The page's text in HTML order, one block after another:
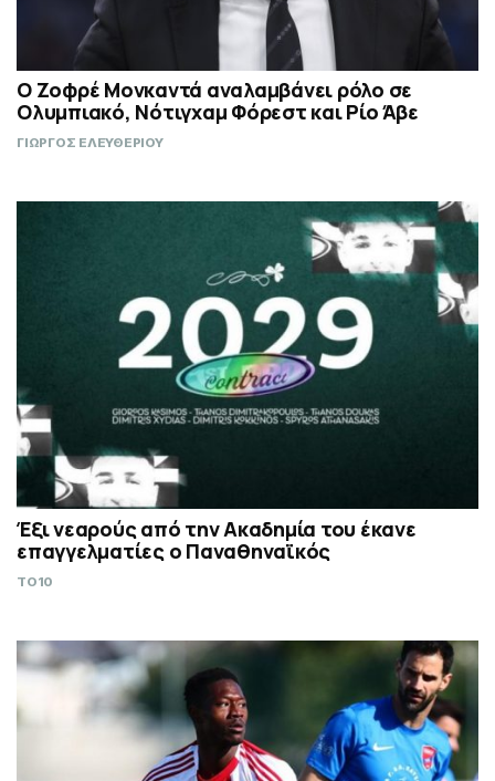
Ο Ζοφρέ Μονκαντά αναλαμβάνει ρόλο σε
Ολυμπιακό, Νότιγχαμ Φόρεστ και Ρίο Άβε
ΓΙΩΡΓΟΣ ΕΛΕΥΘΕΡΙΟΥ
Έξι νεαρούς από την Ακαδημία του έκανε
επαγγελματίες ο Παναθηναϊκός
TO10